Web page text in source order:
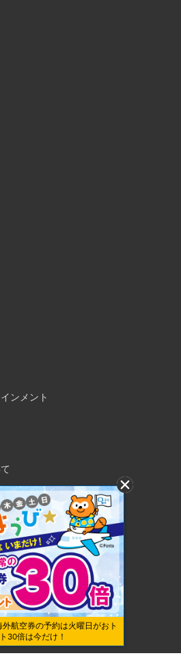
ンメント
Lawson Entertainment, Inc.
外航空券の予約は火曜日がおト
30倍は今だけ！